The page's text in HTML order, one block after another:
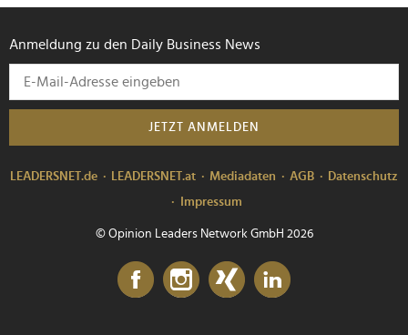
Anmeldung zu den Daily Business News
JETZT ANMELDEN
LEADERSNET.de LEADERSNET.at Mediadaten AGB
Datenschutz
Impressum
© Opinion Leaders Network GmbH 2026